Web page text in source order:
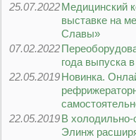
25.07.2022Медицинский
выставке на
Славы»
07.02.2022
года выпуска
22.05.2019Новинка.
22.05.2019В
Элинж